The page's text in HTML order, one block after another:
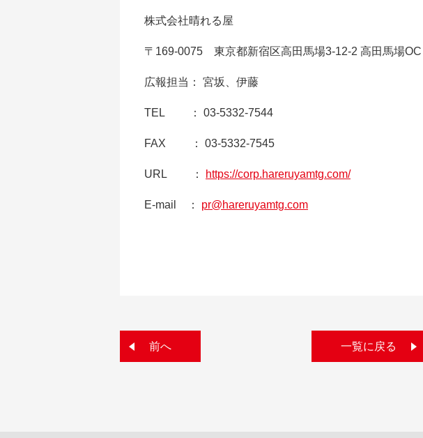
株式会社晴れる屋
〒169-0075 東京都新宿区高田馬場3-12-2 高田馬場
広報担当： 宮坂、伊藤
TEL ： 03-5332-7544
FAX ： 03-5332-7545
URL ： https://corp.hareruyamtg.com/
E-mail ： pr@hareruyamtg.com
前へ 一覧に戻る